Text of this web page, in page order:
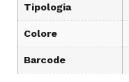
Tipologia
Colore
Barcode